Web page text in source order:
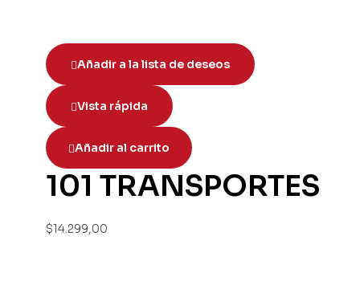
Añadir a la lista de deseos
Vista rápida
Añadir al carrito
101 TRANSPORTES
$14.299,00